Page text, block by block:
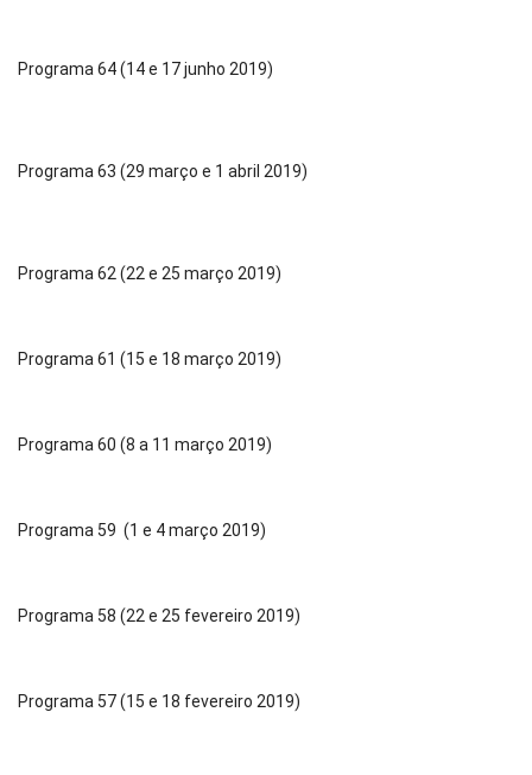
Programa 64 (14 e 17 junho 2019)
Programa 63 (29 março e 1 abril 2019)
Programa 62 (22 e 25 março 2019)
Programa 61 (15 e 18 março 2019)
Programa 60 (8 a 11 março 2019)
Programa 59 (1 e 4 março 2019)
Programa 58 (22 e 25 fevereiro 2019)
Programa 57 (15 e 18 fevereiro 2019)